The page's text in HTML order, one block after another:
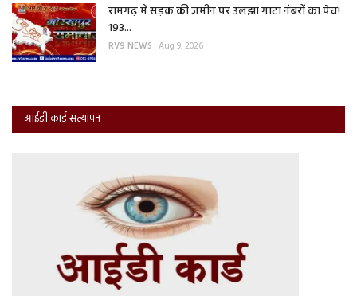
रामगढ़ में सड़क की जमीन पर उलझा गाटा नंबरों का पेच!
193...
RV9 NEWS Aug 9, 2026
आईडी कार्ड सत्यापन